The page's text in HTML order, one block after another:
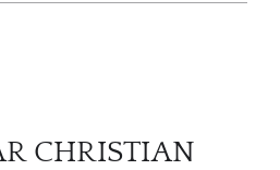
CHRISTIAN